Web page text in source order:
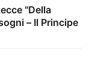
"Della
– Il Principe